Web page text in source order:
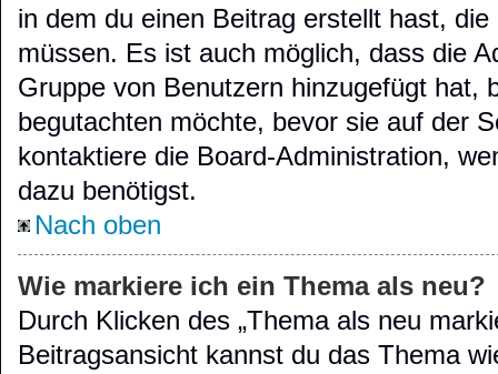
in dem du einen Beitrag erstellt hast,
müssen. Es ist auch möglich, dass die
Gruppe von Benutzern hinzugefügt hat,
begutachten möchte, bevor sie auf der
kontaktiere die Board-Administration,
dazu benötigst.
Nach oben
Wie markiere ich ein Thema als neu?
Durch Klicken des „Thema als neu
Beitragsansicht kannst du das Thema